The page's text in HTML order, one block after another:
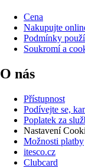
Cena
Nakupujte
Podmínky
Soukromí a
O nás
Přístupnost
Podívejte se,
Poplatek za
Nastavení
Možnosti platby
itesco.cz
Clubcard